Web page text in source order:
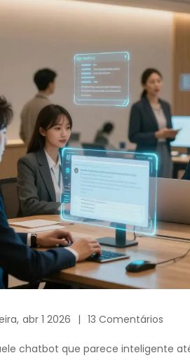
abr 1 2026 13 Comentários
chatbot que parece inteligente